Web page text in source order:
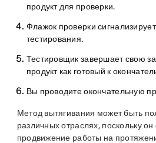
продукт для проверки.
Флажок проверки
тестирования.
Тестировщик завершает свою
продукт как готовый к
Вы проводите окончательную
Метод вытягивания может быть
различных отраслях, поскольку
продвижение работы на